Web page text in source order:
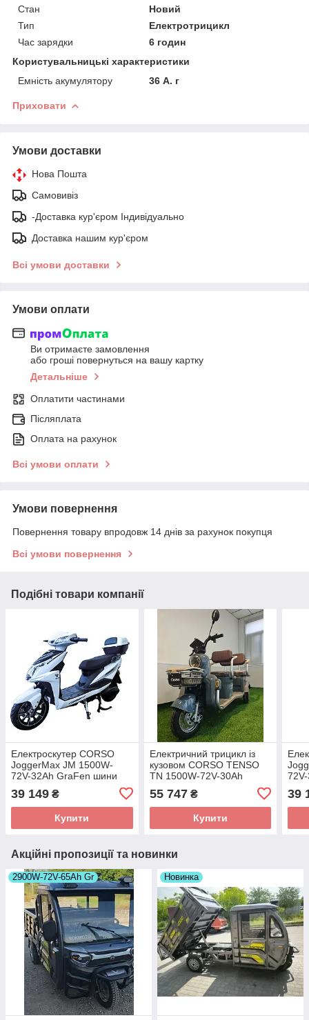
Стан
Новий
Тип
Електротрицикл
Час зарядки
6 годин
Користувальницькі характеристики
Емність акумулятору
36 А. г
Приховати
Умови доставки
Нова Пошта
Самовивіз
-Доставка кур'єром Індивідуально
Доставка нашим кур'єром
Всі умови доставки
Умови оплати
Ви отримаєте замовлення
або гроші повернуться на вашу картку
Детальніше
Оплатити частинами
Післяплата
Оплата на рахунок
Всі умови оплати
Умови повернення
Повернення товару впродовж 14 днів за рахунок покупця
Всі умови повернення
Подібні товари компанії
Електроскутер CORSO
JoggerMax JM 1500W-
72V-32Ah GraFen шини
39 149 ₴
Купити
Електричний трицикл із
кузовом CORSO TENSO
TN 1500W-72V-30Ah
55 747₴
Купити
39
Акційні пропозиції та новинки
2900W-72V-65Ah Gr Новинка